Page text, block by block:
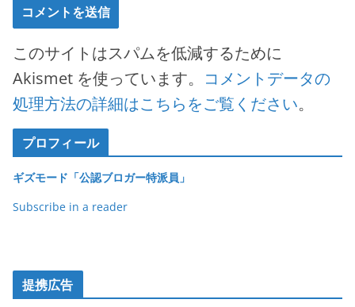
このサイトはスパムを低減するために
Akismet を使っています。 コメントデータの
処理方法の詳細はこちらをご覧ください。
プロフィール
ギズモード「公認ブロガー特派員」
Subscribe in a reader
提携広告